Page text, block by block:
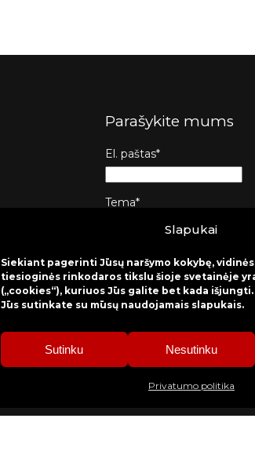
Slapukai
Siekiant pagerinti Jūsų naršymo kokybę,
tiesioginės rinkodaros tikslu šioje svetainėje
(„cookies“), kuriuos Jūs galite bet kada išjungti.
Jūs sutinkate su mūsų naudojamais slapukais.
Sutinku Nesutinku
Privatumo politika
Parašykite mums
El. paštas*
Tema*